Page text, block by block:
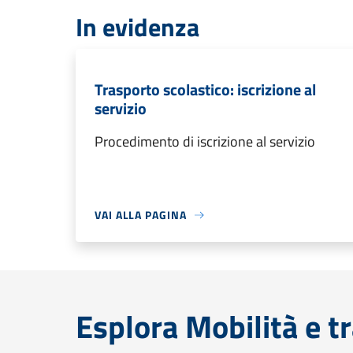
In evidenza
Trasporto scolastico: iscrizione al
servizio
Procedimento di iscrizione al servizio
VAI ALLA PAGINA
Esplora Mobilità e